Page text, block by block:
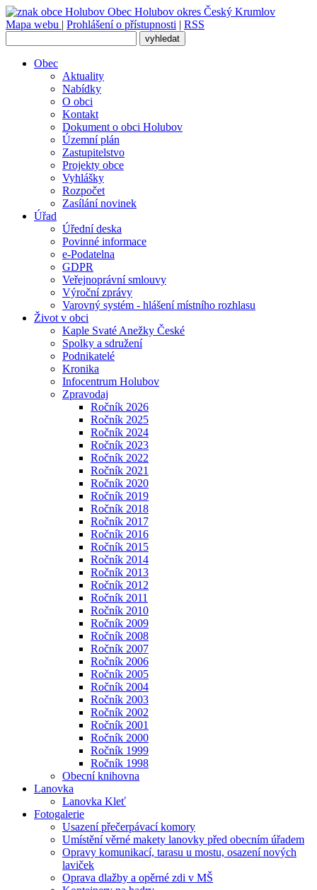
Obec Holubov okres Český Krumlov
Mapa webu | Prohlášení o přístupnosti | RSS
Obec
Aktuality
Nabídky
O obci
Kontakt
Dokument o obci Holubov
Územní plán
Zastupitelstvo
Projekty obce
Vyhlášky
Rozpočet
Zasílání novinek
Úřad
Úřední deska
Povinné informace
e-Podatelna
GDPR
Veřejnoprávní smlouvy
Výroční zprávy
Varovný systém - hlášení místního rozhlasu
Život v obci
Kaple Svaté Anežky České
Spolky a sdružení
Podnikatelé
Kronika
Infocentrum Holubov
Zpravodaj
Ročník 2026
Ročník 2025
Ročník 2024
Ročník 2023
Ročník 2022
Ročník 2021
Ročník 2020
Ročník 2019
Ročník 2018
Ročník 2017
Ročník 2016
Ročník 2015
Ročník 2014
Ročník 2013
Ročník 2012
Ročník 2011
Ročník 2010
Ročník 2009
Ročník 2008
Ročník 2007
Ročník 2006
Ročník 2005
Ročník 2004
Ročník 2003
Ročník 2002
Ročník 2001
Ročník 2000
Ročník 1999
Ročník 1998
Obecní knihovna
Lanovka
Lanovka Kleť
Fotogalerie
Usazení přečerpávací komory
Umístění věrné makety lanovky před obecním úřadem
Opravy komunikací, tarasu u mostu, osazení nových
laviček
Oprava dlažby a opěrné zdi v MŠ